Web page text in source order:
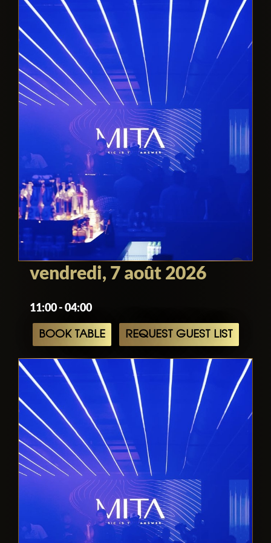
for those seeking a sophisticated and
exciting nightlife experience in Miami.
vendredi, 7 août 2026
11:00 - 04:00
BOOK TABLE REQUEST GUEST LIST